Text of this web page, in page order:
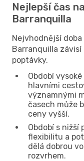
Nejlepší čas
Barranquilla
Nejvhodnější
Barranquilla
poptávky.
Období
hlavními
významnými
časech může
ceny vyšší.
Období s
flexibilitu a
dělá dobrou
rozvrhem.